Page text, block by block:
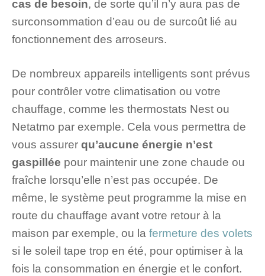
cas de besoin, de sorte qu’il n’y aura pas de
surconsommation d’eau ou de surcoût lié au
fonctionnement des arroseurs.
De nombreux appareils intelligents sont prévus
pour contrôler votre climatisation ou votre
chauffage, comme les thermostats Nest ou
Netatmo par exemple. Cela vous permettra de
vous assurer qu’aucune énergie n’est
gaspillée pour maintenir une zone chaude ou
fraîche lorsqu’elle n’est pas occupée. De
même, le système peut programme la mise en
route du chauffage avant votre retour à la
maison par exemple, ou la fermeture des volets
si le soleil tape trop en été, pour optimiser à la
fois la consommation en énergie et le confort.